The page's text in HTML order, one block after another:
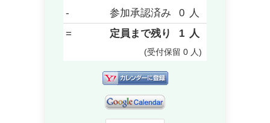
-
参加承認済み 0 人
=
定員まで残り 1 人
(受付保留 0 人)